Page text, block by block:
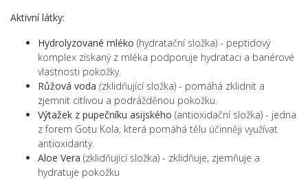
Aktivní látky:
Hydrolyzované mléko (hydratační složka) - peptidový
komplex získaný z mléka podporuje hydrataci a bariérové
vlastnosti pokožky.
Růžová voda (zklidňující složka) - pomáhá zklidnit a
zjemnit citlivou a podrážděnou pokožku.
Výtažek z pupečníku asijského (antioxidační složka) - jedna
z forem Gotu Kola, která pomáhá tělu účinněji využívat
antioxidanty.
Aloe Vera (zklidňující složka) - zklidňuje, zjemňuje a
hydratuje pokožku